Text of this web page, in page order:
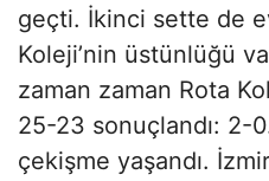
geçti. İkinci sette de
Koleji’nin üstünlüğü
zaman zaman Rota
25-23 sonuçlandı: 2-
çekişme yaşandı.